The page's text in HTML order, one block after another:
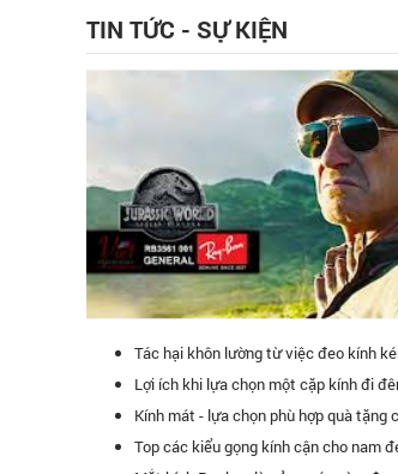
TIN TỨC - SỰ KIỆN
Tác hại khôn lường từ việc đeo kính
Lợi ích khi lựa chọn một cặp kính đi
Kính mát - lựa chọn phù hợp quà tặng
Top các kiểu gọng kính cận cho nam
Kính mắt Đăng Quang là hệ thống bán lẻ